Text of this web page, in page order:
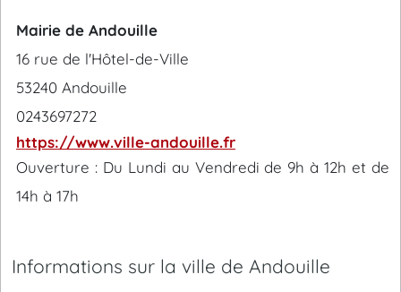
Mairie de Andouille
16 rue de l'Hôtel-de-Ville
53240 Andouille
0243697272
https://www.ville-andouille.fr
Ouverture : Du Lundi au Vendredi de 9h à 12h et de
14h à 17h
Informations sur la ville de Andouille